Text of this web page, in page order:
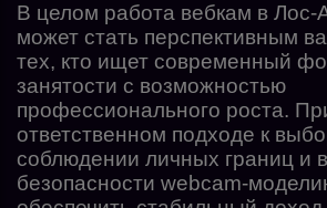
В целом работа вебкам в Лос-
может стать перспективным
тех, кто ищет современный
занятости с возможностью
профессионального роста.
ответственном подходе к
соблюдении личных границ и
безопасности webcam-